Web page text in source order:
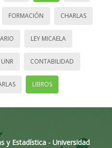
FORMACIÓN CHARLAS
LEY MICAELA
UNR CONTABILIDAD
LIBROS
y Estadística - Universidad